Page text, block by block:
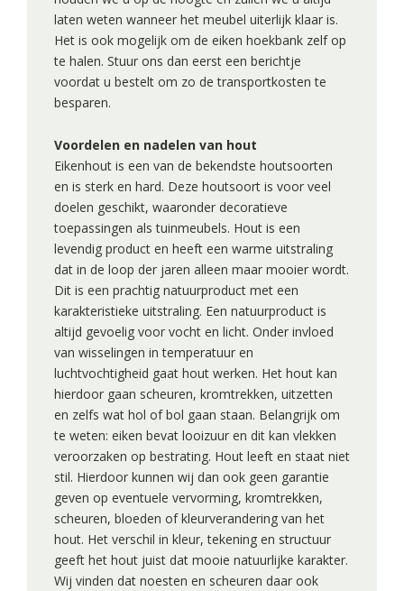
laten weten wanneer het meubel uiterlijk klaar is.
Het is ook mogelijk om de eiken hoekbank zelf op
te halen. Stuur ons dan eerst een berichtje
voordat u bestelt om zo de transportkosten te
besparen.
Voordelen en nadelen van hout
Eikenhout is een van de bekendste houtsoorten
en is sterk en hard. Deze houtsoort is voor veel
doelen geschikt, waaronder decoratieve
toepassingen als tuinmeubels. Hout is een
levendig product en heeft een warme uitstraling
dat in de loop der jaren alleen maar mooier wordt.
Dit is een prachtig natuurproduct met een
karakteristieke uitstraling. Een natuurproduct is
altijd gevoelig voor vocht en licht. Onder invloed
van wisselingen in temperatuur en
luchtvochtigheid gaat hout werken. Het hout kan
hierdoor gaan scheuren, kromtrekken, uitzetten
en zelfs wat hol of bol gaan staan. Belangrijk om
te weten: eiken bevat looizuur en dit kan vlekken
veroorzaken op bestrating. Hout leeft en staat niet
stil. Hierdoor kunnen wij dan ook geen garantie
geven op eventuele vervorming, kromtrekken,
scheuren, bloeden of kleurverandering van het
hout. Het verschil in kleur, tekening en structuur
geeft het hout juist dat mooie natuurlijke karakter.
Wij vinden dat noesten en scheuren daar ook